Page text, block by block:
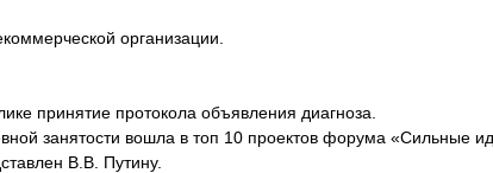
организации.
принятие протокола объявления диагноза.
занятости вошла в топ 10 проектов форума «Сильные
В.В. Путину.